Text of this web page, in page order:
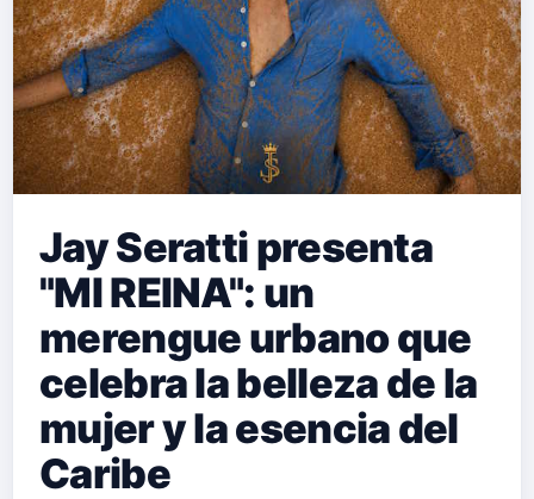
Jay Seratti presenta
"MI REINA": un
merengue urbano que
celebra la belleza de la
mujer y la esencia del
Caribe